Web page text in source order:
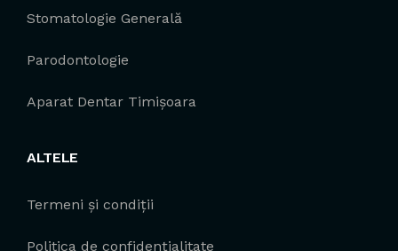
Stomatologie Generală
Parodontologie
Aparat Dentar Timișoara
ALTELE
Termeni și condiții
Politica de confidențialitate